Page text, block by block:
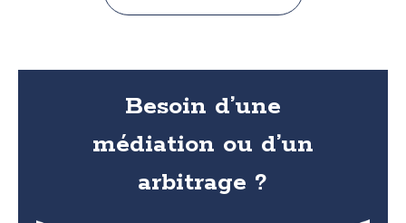
Besoin d’une
médiation ou d’un
arbitrage ?